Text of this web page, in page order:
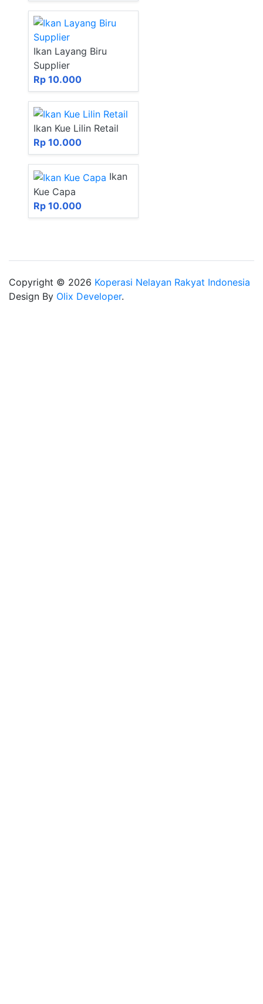
Ikan Layang Biru
Supplier
Rp 10.000
Ikan Kue Lilin Retail
Rp 10.000
Ikan
Kue Capa
Rp 10.000
Copyright © 2026 Koperasi Nelayan Rakyat Indonesia
Design By Olix Developer.